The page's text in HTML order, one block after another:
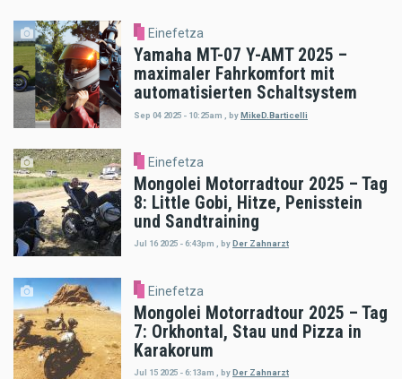
Einefetza
Yamaha MT-07 Y-AMT 2025 –
maximaler Fahrkomfort mit
automatisierten Schaltsystem
Sep 04 2025 - 10:25am byMikeD.Barticelli
Einefetza
Mongolei Motorradtour 2025 – Tag
8: Little Gobi, Hitze, Penisstein
und Sandtraining
Jul 16 2025 - 6:43pm , byDer Zahnarzt
Einefetza
Mongolei Motorradtour 2025 – Tag
7: Orkhontal, Stau und Pizza in
Karakorum
Jul 15 2025 - 6:13am byDer Zahnarzt